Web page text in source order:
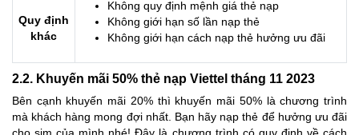
Quy định
khác
Không quy định mệnh giá thẻ nạp
Không giới hạn số lần nạp thẻ
Không giới hạn cách nạp thẻ hưởng ưu đãi
2.2. Khuyến mãi 50% thẻ nạp Viettel tháng 11 2023
Bên cạnh khuyến mãi 20% thì khuyến mãi 50% là chương trình
mà khách hàng mong đợi nhất. Bạn hãy nạp thẻ để hưởng ưu đãi